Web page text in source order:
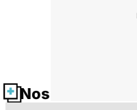
Nos fiches santé